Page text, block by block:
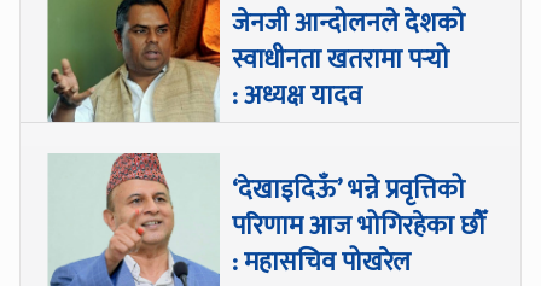
जेनजी आन्दोलनले देशको
स्वाधीनता खतरामा पर्‍यो
: अध्यक्ष यादव
‘देखाइदिऊँ’ भन्ने प्रवृत्तिको
परिणाम आज भोगिरहेका छौँ
: महासचिव पोखरेल